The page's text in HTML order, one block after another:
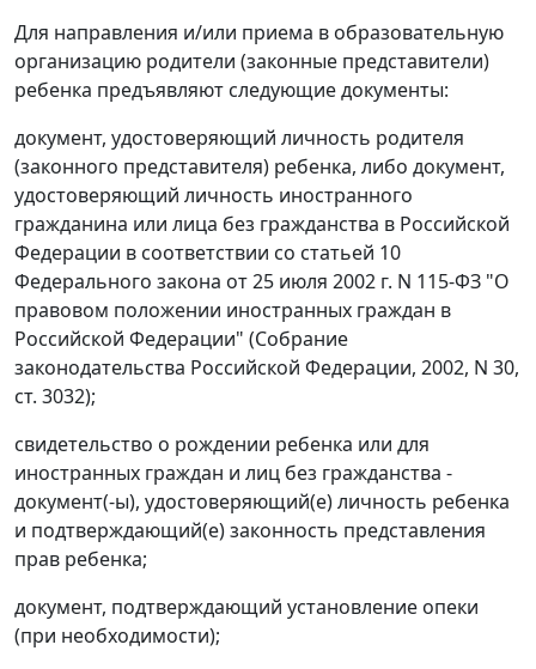
Для направления и/или приема в образовательную
организацию родители (законные представители)
ребенка предъявляют следующие документы:
документ, удостоверяющий личность родителя
(законного представителя) ребенка, либо документ,
удостоверяющий личность иностранного
гражданина или лица без гражданства в Российской
Федерации в соответствии со статьей 10
Федерального закона от 25 июля 2002 г. N 115-ФЗ "О
правовом положении иностранных граждан в
Российской Федерации" (Собрание
законодательства Российской Федерации, 2002, N 30,
ст. 3032);
свидетельство о рождении ребенка или для
иностранных граждан и лиц без гражданства -
документ(-ы), удостоверяющий(е) личность ребенка
и подтверждающий(е) законность представления
прав ребенка;
документ, подтверждающий установление опеки
(при необходимости);